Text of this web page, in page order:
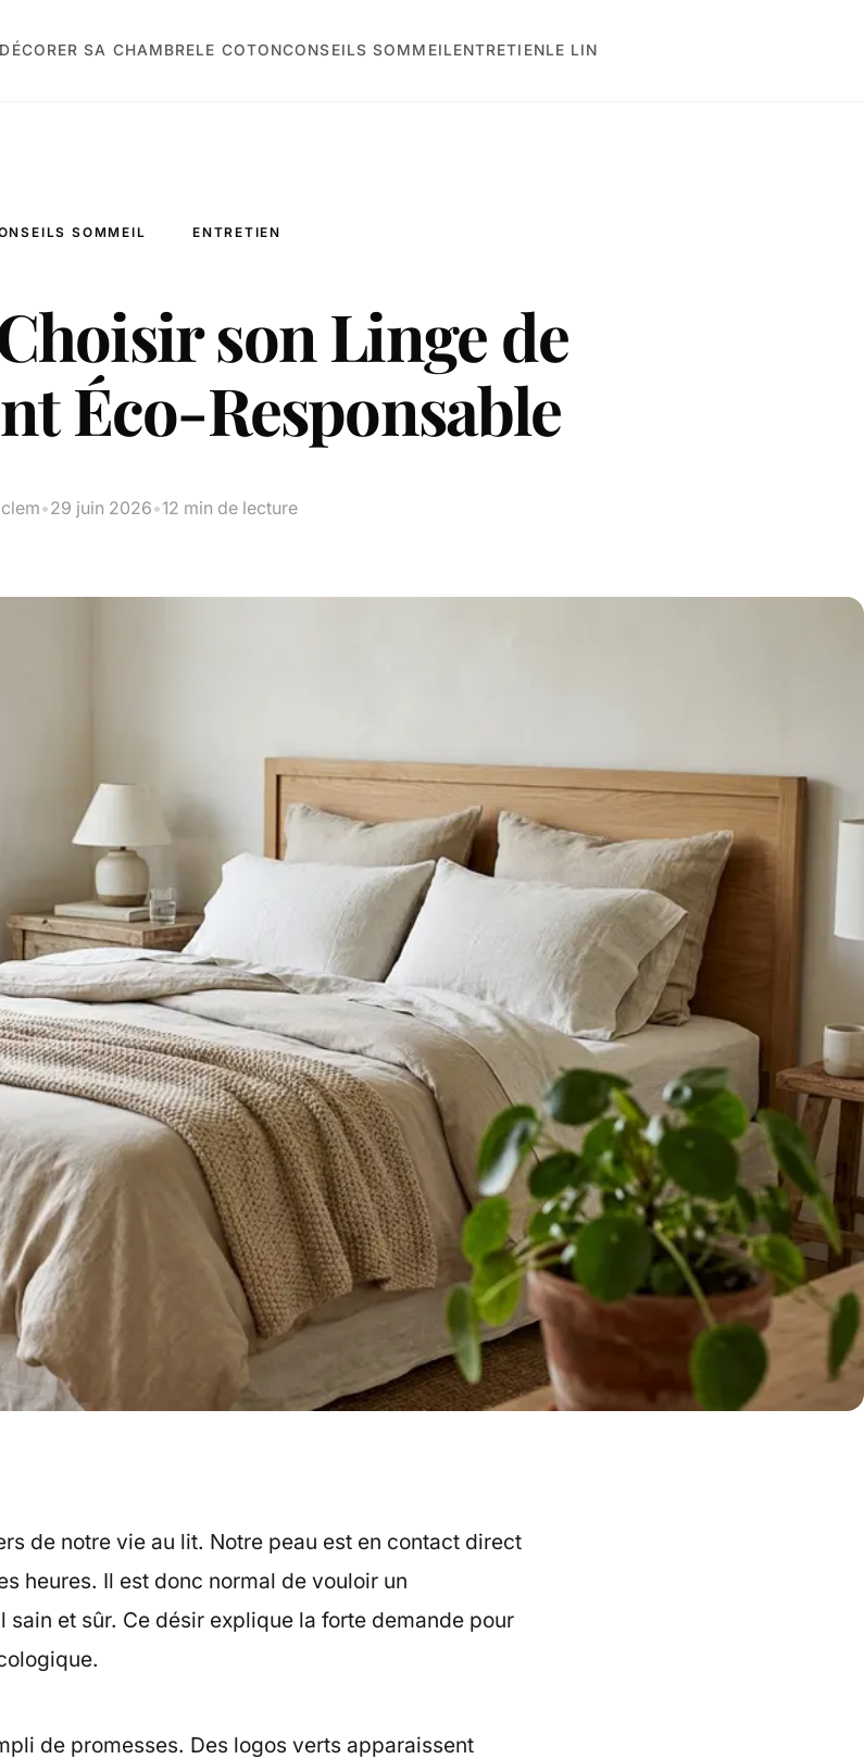
DÉCORER SA CHAMBRELE COTONCONSEILS SOMMEILENTRETIENLE LIN
SOMMEIL ENTRETIEN
son Linge de
Éco-Responsable
•29 juin 2026•12 min de lecture
de notre vie au lit. Notre peau est en contact direct
heures. Il est donc normal de vouloir un
sain et sûr. Ce désir explique la forte demande pour
de promesses. Des logos verts apparaissent